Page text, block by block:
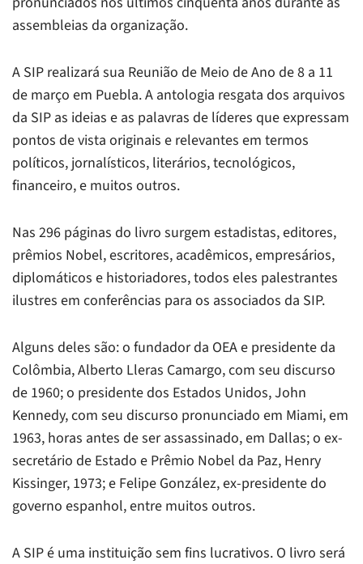
assembleias da organização.
A SIP realizará sua Reunião de Meio de Ano de 8 a 11
de março em Puebla. A antologia resgata dos arquivos
da SIP as ideias e as palavras de líderes que expressam
pontos de vista originais e relevantes em termos
políticos, jornalísticos, literários, tecnológicos,
financeiro, e muitos outros.
Nas 296 páginas do livro surgem estadistas, editores,
prêmios Nobel, escritores, acadêmicos, empresários,
diplomáticos e historiadores, todos eles palestrantes
ilustres em conferências para os associados da SIP.
Alguns deles são: o fundador da OEA e presidente da
Colômbia, Alberto Lleras Camargo, com seu discurso
de 1960; o presidente dos Estados Unidos, John
Kennedy, com seu discurso pronunciado em Miami, em
1963, horas antes de ser assassinado, em Dallas; o ex-
secretário de Estado e Prêmio Nobel da Paz, Henry
Kissinger, 1973; e Felipe González, ex-presidente do
governo espanhol, entre muitos outros.
A SIP é uma instituição sem fins lucrativos. O livro será